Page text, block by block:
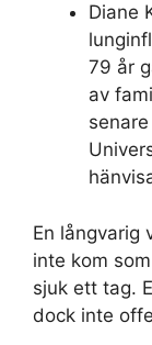
Diane
79 år
av
En långvarig
inte kom
sjuk ett tag.
dock inte